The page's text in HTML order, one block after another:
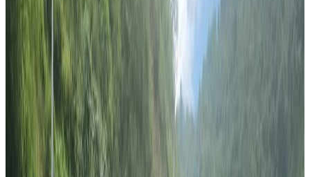
सिड्नी
अष्ट्रेलियाको सबैभन्दा पुरानो समाजिक संस्था तमु समाज सिड्नीको नयाँ
कार्यसमिति दिनेश गुरुङको नेतृत्वमा गठन भएको छ ।